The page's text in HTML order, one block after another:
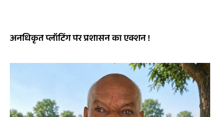
अनधिकृत प्लॉटिंग पर प्रशासन का एक्शन !